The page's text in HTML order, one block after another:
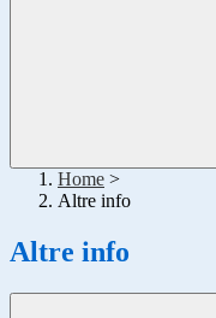
Home >
Altre info
Altre info